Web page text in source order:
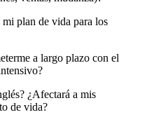
plan de vida para los
a largo plazo con el
¿Afectará a mis
de vida?